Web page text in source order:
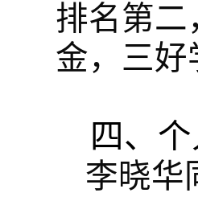
排名第二
金，三好
四、
李晓华